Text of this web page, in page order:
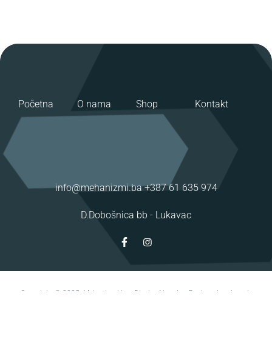
Početna O nama Shop Kontakt
info@mehanizmi.ba +387 61 635 974
D.Dobošnica bb - Lukavac
Copyright © 2025. Mehanizmi.ba - Dizajn: Aktuelno Design -
Izrada web